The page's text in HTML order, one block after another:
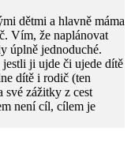
dětmi a hlavně máma
Vím, že naplánovat
úplně jednoduché.
ji ujde či ujede dítě
dítě i rodič (ten
své zážitky z cest
není cíl, cílem je